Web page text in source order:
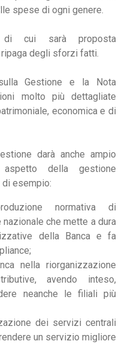
spese di ogni genere.
di cui sarà proposta
degli sforzi fatti.
Gestione e la Nota
molto più dettagliate
economica e di
darà anche ampio
della gestione
di esempio:
normativa di
che mette a dura
della Banca e fa
nella riorganizzazione
avendo inteso,
neanche le filiali più
dei servizi centrali
un servizio migliore